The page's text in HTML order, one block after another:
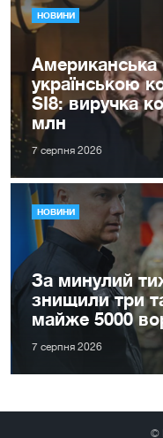
НОВИНИ
українською
SI8: виручка
млн
7 серпня 2026
НОВИНИ
За минулий
знищили три
майже 5000
7 серпня 2026
©